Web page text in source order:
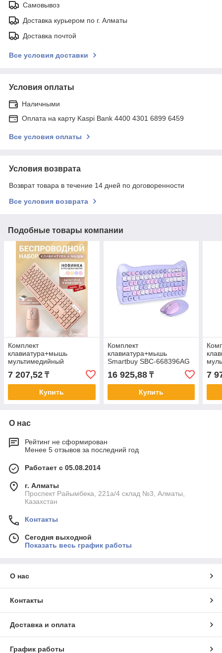
Самовывоз
Доставка курьером по г. Алматы
Доставка почтой
Все условия доставки
Условия оплаты
Наличными
Оплата на карту Kaspi Bank 4400 4301 6899 6459
Все условия оплаты
Условия возврата
Возврат товара в течение 14 дней по договоренности
Все условия возврата
Подобные товары компании
Комплект
клавиатура+мышь
мультимедийный
7 207,52 ₸
Купить
Комплект
клавиатура+мышь
Smartbuy SBC-668396AG
мультимедийный
16 925,88₸
Купить
7
О нас
Рейтинг не сформирован
Менее 5 отзывов за последний год
Работает с 05.08.2014
г. Алматы
Проспект Райымбека, 221а/4 склад №3, Алматы,
Казахстан
Контакты
Сегодня выходной
Показать весь график работы
О нас
Контакты
Доставка и оплата
График работы